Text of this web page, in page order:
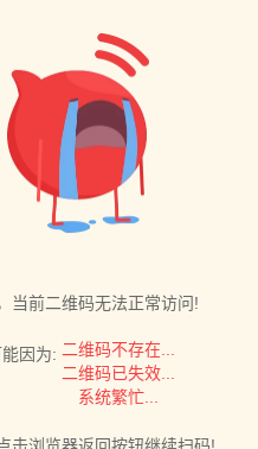
当前二维码无法正常访问!
因为: 二维码不存在...
二维码已失效...
系统繁忙...